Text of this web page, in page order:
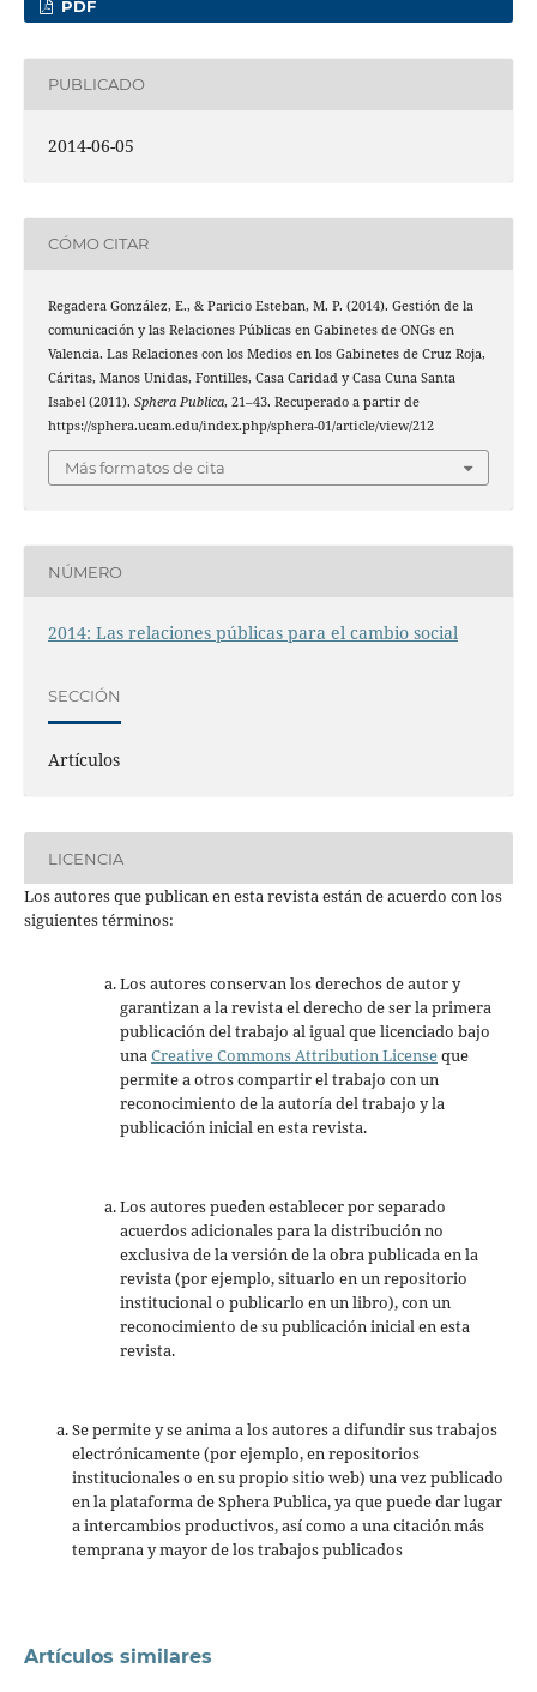
PDF
PUBLICADO
2014-06-05
CÓMO CITAR
Regadera González, E., & Paricio Esteban, M. P. (2014). Gestión de la
comunicación y las Relaciones Públicas en Gabinetes de ONGs en
Valencia. Las Relaciones con los Medios en los Gabinetes de Cruz Roja,
Cáritas, Manos Unidas, Fontilles, Casa Caridad y Casa Cuna Santa
Isabel (2011). Sphera Publica, 21–43. Recuperado a partir de
https://sphera.ucam.edu/index.php/sphera-01/article/view/212
Más formatos de cita
NÚMERO
2014: Las relaciones públicas para el cambio social
SECCIÓN
Artículos
LICENCIA
Los autores que publican en esta revista están de acuerdo con los
siguientes términos:
Los autores conservan los derechos de autor y
garantizan a la revista el derecho de ser la primera
publicación del trabajo al igual que licenciado bajo
unaCreative Commons Attribution Licenseque
permite a otros compartir el trabajo con un
reconocimiento de la autoría del trabajo y la
publicación inicial en esta revista.
Los autores pueden establecer por separado
acuerdos adicionales para la distribución no
exclusiva de la versión de la obra publicada en la
revista (por ejemplo, situarlo en un repositorio
institucional o publicarlo en un libro), con un
reconocimiento de su publicación inicial en esta
revista.
Se permite y se anima a los autores a difundir sus trabajos
electrónicamente (por ejemplo, en repositorios
institucionales o en su propio sitio web) una vez publicado
en la plataforma de Sphera Publica, ya que puede dar lugar
a intercambios productivos, así como a una citación más
temprana y mayor de los trabajos publicados
Artículos similares